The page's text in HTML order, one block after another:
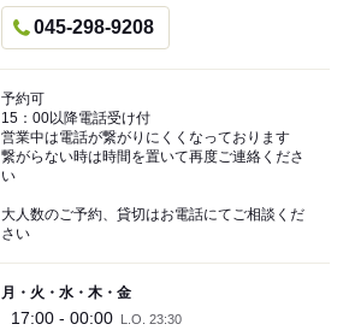
045-298-9208
予約可
15：00以降電話受け付
営業中は電話が繋がりにくくなっております
繋がらない時は時間を置いて再度ご連絡くださ
い
大人数のご予約、貸切はお電話にてご相談くだ
さい
月・火・水・木・金
17:00 - 00:00 L.O. 23:30